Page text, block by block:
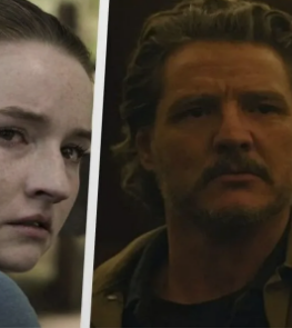
Twitter